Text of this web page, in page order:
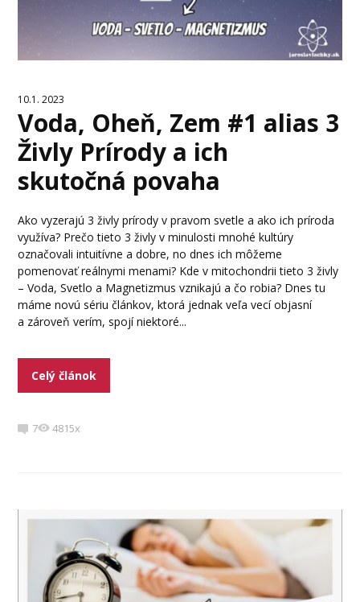
10.1. 2023
Voda, Oheň, Zem #1 alias 3
Živly Prírody a ich
skutočná povaha
Ako vyzerajú 3 živly prírody v pravom svetle a ako ich príroda
využíva? Prečo tieto 3 živly v minulosti mnohé kultúry
označovali intuitívne a dobre, no dnes ich môžeme
pomenovať reálnymi menami? Kde v mitochondrii tieto 3 živly
– Voda, Svetlo a Magnetizmus vznikajú a čo robia? Dnes tu
máme novú sériu článkov, ktorá jednak veľa vecí objasní
a zároveň verím, spojí niektoré...
Celý článok
7 4815x